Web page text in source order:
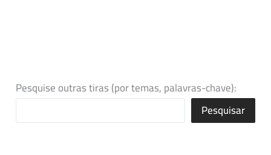
Pesquise outras tiras (por temas, palavras-chave):
Pesquisar